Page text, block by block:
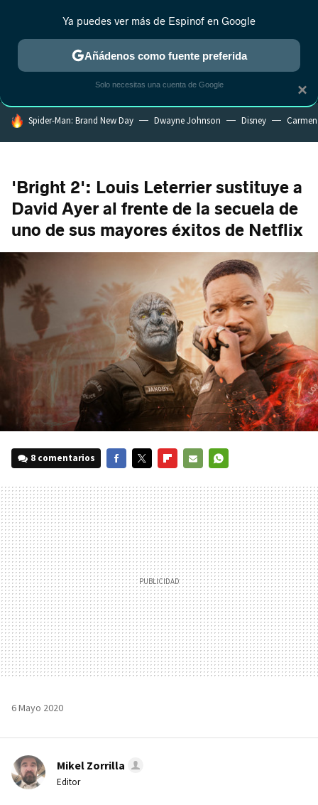
MENÚ NUEVO
ESTRENOS REALITY ANIME RANKINGS CINE
HOY SE HABLA DE
Spider-Man: Brand New Day Dwayne Johnson Disney
'Bright 2': Louis Leterrier sustituye a
David Ayer al frente de la secuela de
uno de sus mayores éxitos de Netflix
8 comentarios
MAIL
6 Mayo 2020
Mikel Zorrilla
Editor
×
Ya puedes ver más de Espinof en Google
Añádenos como fuente preferida
Solo necesitas una cuenta de Google